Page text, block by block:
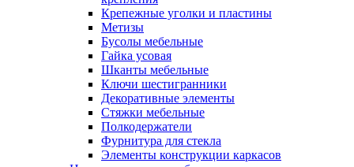
Крепежные уголки и пластины
Метизы
Бусолы мебельные
Гайка усовая
Шканты мебельные
Ключи шестигранники
Декоративные элементы
Стяжки мебельные
Полкодержатели
Фурнитура для стекла
Элементы конструкции каркасов